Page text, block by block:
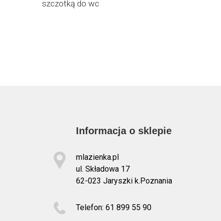
szczotką do wc
Informacja o sklepie
mlazienka.pl
ul. Składowa 17
62-023 Jaryszki k.Poznania
Telefon: 61 899 55 90